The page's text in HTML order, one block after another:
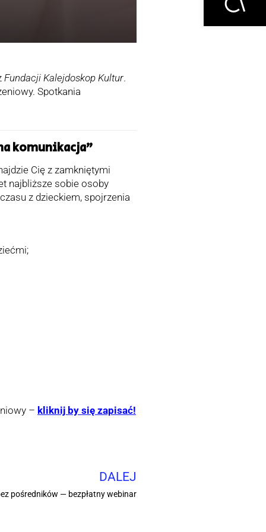
Fundacji Kalejdoskop Kultur.
Spotkania
komunikacja”
Cię z zamkniętymi
najbliższe sobie osoby
z dzieckiem, spojrzenia
– kliknij by się zapisać!
DALEJ
pośredników — bezpłatny webinar